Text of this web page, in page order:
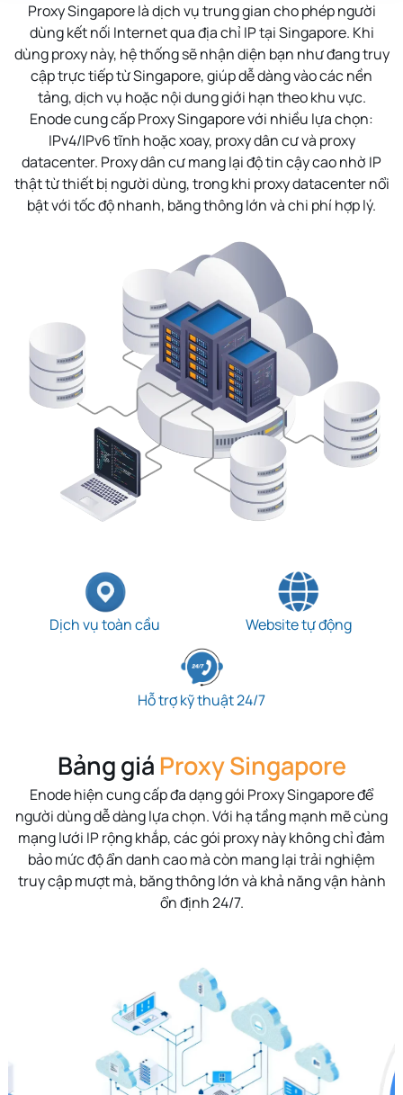
Proxy Singaporelà dịch vụ trung gian cho phép người
dùng kết nối Internet qua địa chỉ IP tại Singapore. Khi
dùng proxy này, hệ thống sẽ nhận diện bạn như đang truy
cập trực tiếp từ Singapore, giúp dễ dàng vào các nền
tảng, dịch vụ hoặc nội dung giới hạn theo khu vực.
Enode cung cấp Proxy Singapore với nhiều lựa chọn:
IPv4/IPv6 tĩnh hoặc xoay, proxy dân cư và proxy
datacenter. Proxy dân cư mang lại độ tin cậy cao nhờ IP
thật từ thiết bị người dùng, trong khi proxy datacenter nổi
bật với tốc độ nhanh, băng thông lớn và chi phí hợp lý.
Dịch vụ toàn cầu Website tự động
Hỗ trợ kỹ thuật 24/7
Bảng giá Proxy Singapore
Enode hiện cung cấp đa dạng gói Proxy Singapore để
người dùng dễ dàng lựa chọn. Với hạ tầng mạnh mẽ cùng
mạng lưới IP rộng khắp, các gói proxy này không chỉ đảm
bảo mức độ ẩn danh cao mà còn mang lại trải nghiệm
truy cập mượt mà, băng thông lớn và khả năng vận hành
ổn định 24/7.